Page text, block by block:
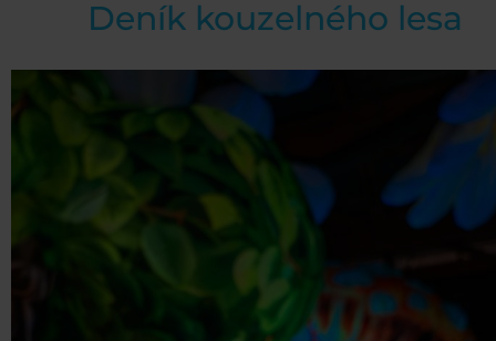
Deník kouzelného lesa